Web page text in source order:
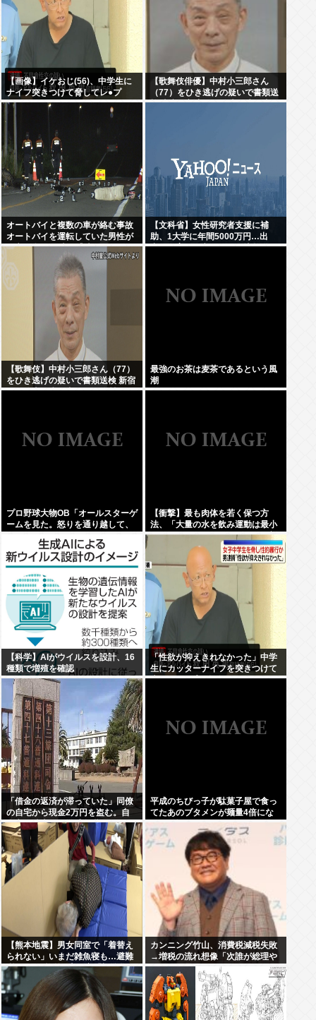
【画像】イケおじ(56)、中学生に
ナイフ突きつけて脅してレ●プ
www
【歌舞伎俳優】中村小三郎さん
（77）をひき逃げの疑いで書類送
検 東京・新宿区の路上で歩行者の
オートバイと複数の車が絡む事故
オートバイを運転していた男性が
死亡 現場から車が逃走
【文科省】女性研究者支援に補
助、1大学に年間5000万円…出
産・子育と両立できる環境整備し
【歌舞伎】中村小三郎さん（77）
をひき逃げの疑いで書類送検 新宿
区の路上で歩行者の20代女性をは
最強のお茶は麦茶であるという風
潮
プロ野球大物OB「オールスターゲ
ームを見た。怒りを通り越して、
あきれ果てた」
【衝撃】最も肉体を若く保つ方
法、「大量の水を飲み運動は最小
限、ペペロンチーノとビタミン剤
のみの食生活」だった
【科学】AIがウイルスを設計、16
種類で増殖を確認
「性欲が抑えきれなかった」中学
生にカッターナイフを突きつけて
脅し、レ●プ。自称・アルバイト
「借金の返済が滞っていた」同僚
の自宅から現金2万円を盗む。自
衛官の陸士長が懲戒免職に
平成のちびっ子が駄菓子屋で食っ
てたあのブタメンが麺量4倍にな
って登場
【熊本地震】男女同室で「着替え
られない」いまだ雑魚寝も…避難
所めぐり”格差” 専門家「標準化さ
れていない」
カンニング竹山、消費税減税失敗
→増税の流れ想像「次誰が総理や
りたいと思います？」